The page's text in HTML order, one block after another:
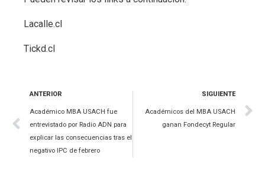
Lacalle.cl
Tickd.cl
ANTERIOR
Académico MBA USACH fue
entrevistado por Radio ADN para
explicar las consecuencias tras el
negativo IPC de febrero
SIGUIENTE
Académicos del MBA USACH
ganan Fondecyt Regular